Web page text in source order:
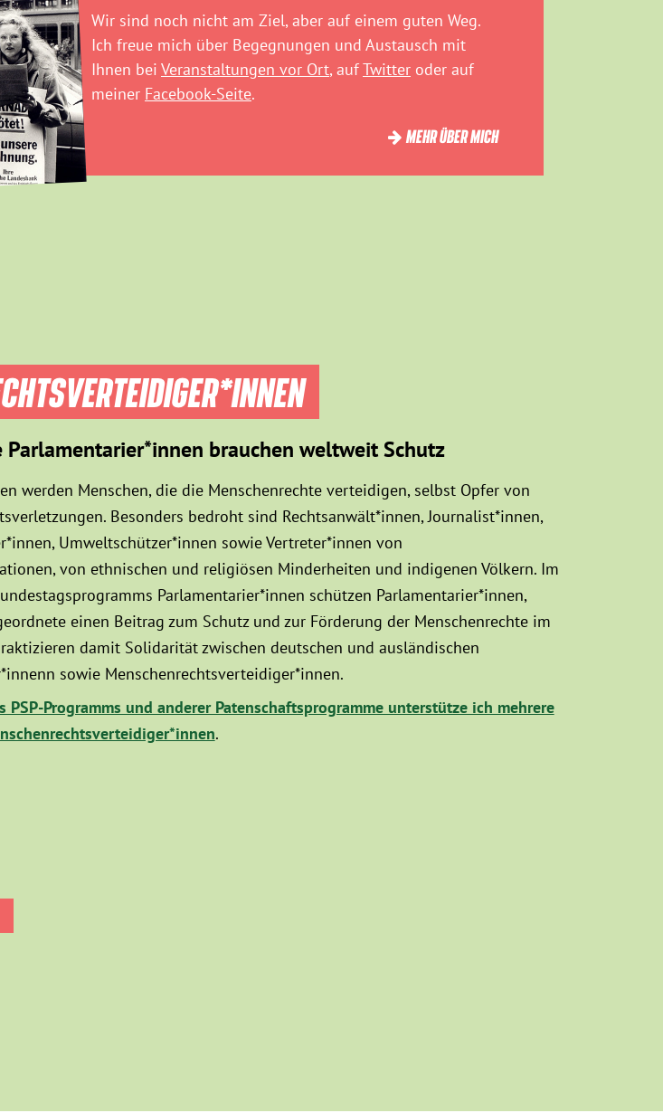
Wir sind noch nicht am Ziel, aber auf einem guten Weg.
Ich freue mich über Begegnungen und Austausch mit
Ihnen bei Veranstaltungen vor Ort, aufTwitter oder auf
meiner Facebook-Seite.
MEHR ÜBER MICH
brauchen weltweit Schutz
werden Menschen, die die Menschenrechte verteidigen, selbst Opfer von
Besonders bedroht sind Rechtsanwält*innen, Journalist*innen,
Umweltschützer*innen sowie Vertreter*innen von
von ethnischen und religiösen Minderheiten und indigenen Völkern. Im
Parlamentarier*innen schützen Parlamentarier*innen,
einen Beitrag zum Schutz und zur Förderung der Menschenrechte im
damit Solidarität zwischen deutschen und ausländischen
sowie Menschenrechtsverteidiger*innen.
PSP-Programms und anderer Patenschaftsprogramme unterstütze ich mehrere
.